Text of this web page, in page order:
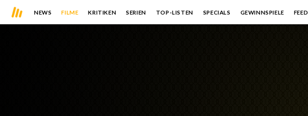
NEWS FILME KRITIKEN SERIEN TOP-LISTEN SPECIALS GEWINNSPIELE FEED